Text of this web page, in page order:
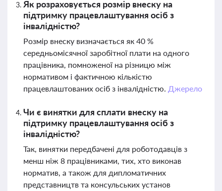
Як розраховується розмір внеску на
підтримку працевлаштування осіб з
інвалідністю?
Розмір внеску визначається як 40 %
середньомісячної заробітної плати на одного
працівника, помноженої на різницю між
нормативом і фактичною кількістю
працевлаштованих осіб з інвалідністю. Джерело
Чи є винятки для сплати внеску на
підтримку працевлаштування осіб з
інвалідністю?
Так, винятки передбачені для роботодавців з
менш ніж 8 працівниками, тих, хто виконав
норматив, а також для дипломатичних
представництв та консульських установ